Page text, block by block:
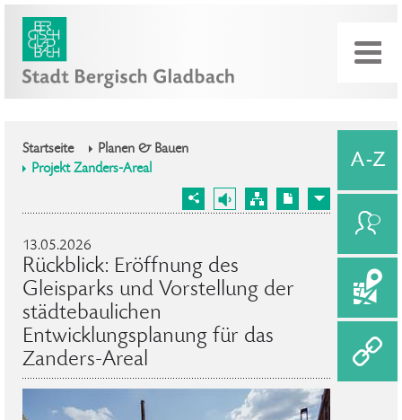
Startseite
Planen & Bauen
Projekt Zanders-Areal
13.05.2026
Rückblick: Eröffnung des
Gleisparks und Vorstellung der
städtebaulichen
Entwicklungsplanung für das
Zanders-Areal